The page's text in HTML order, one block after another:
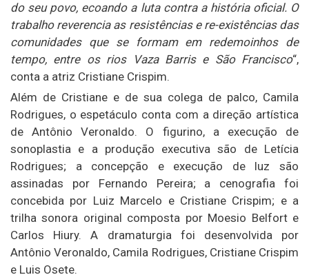
do seu povo, ecoando a luta contra a história oficial. O
trabalho reverencia as resistências e re-existências das
comunidades que se formam em redemoinhos de
tempo, entre os rios Vaza Barris e São Francisco“,
conta a atriz Cristiane Crispim.
Além de Cristiane e de sua colega de palco, Camila
Rodrigues, o espetáculo conta com a direção artística
de Antônio Veronaldo. O figurino, a execução de
sonoplastia e a produção executiva são de Letícia
Rodrigues; a concepção e execução de luz são
assinadas por Fernando Pereira; a cenografia foi
concebida por Luiz Marcelo e Cristiane Crispim; e a
trilha sonora original composta por Moesio Belfort e
Carlos Hiury. A dramaturgia foi desenvolvida por
Antônio Veronaldo, Camila Rodrigues, Cristiane Crispim
e Luis Osete.